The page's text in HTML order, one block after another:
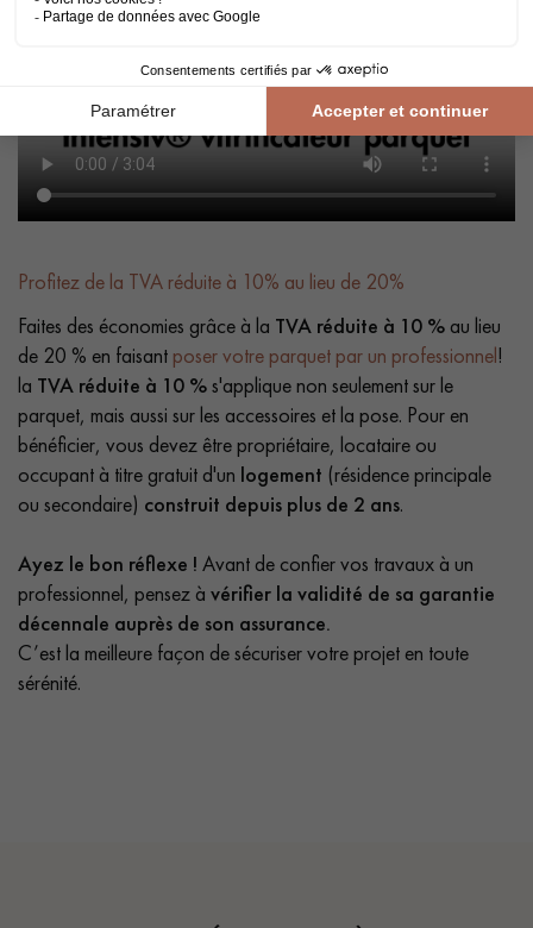
Profitez de la TVA réduite à 10% au lieu de 20%
Faites des économies grâce à la TVA réduite à 10 % au lieu
de 20 % en faisant poser votre parquet par un professionnel!
la TVA réduite à 10 %s'applique non seulement sur le
parquet, mais aussi sur les accessoires et la pose. Pour en
bénéficier, vous devez être propriétaire, locataire ou
occupant à titre gratuit d'un logement (résidence principale
ou secondaire) construit depuis plus de 2 ans.
Ayez le bon réflexe ! Avant de confier vos travaux à un
professionnel, pensez à vérifier la validité de sa garantie
décennale auprès de son assurance.
C’est la meilleure façon de sécuriser votre projet en toute
sérénité.